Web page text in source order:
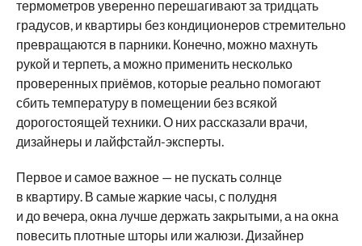
термометров уверенно перешагивают за тридцать
градусов, и квартиры без кондиционеров стремительно
превращаются в парники. Конечно, можно махнуть
рукой и терпеть, а можно применить несколько
проверенных приёмов, которые реально помогают
сбить температуру в помещении без всякой
дорогостоящей техники. О них рассказали врачи,
дизайнеры и лайфстайл-эксперты.
Первое и самое важное — не пускать солнце
в квартиру. В самые жаркие часы, с полудня
и до вечера, окна лучше держать закрытыми, а на окна
повесить плотные шторы или жалюзи. Дизайнер